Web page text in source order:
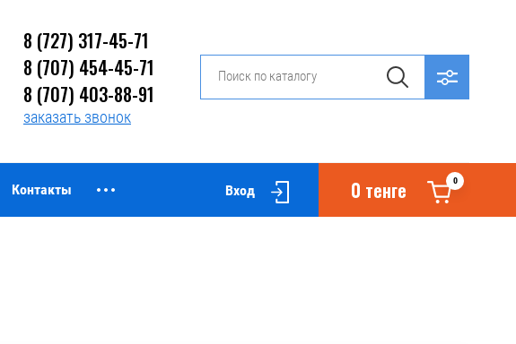
Контакты Вход 0 тенге 0
8 (727) 317-45-71
8 (707) 454-45-71
8 (707) 403-88-91
заказать звонок